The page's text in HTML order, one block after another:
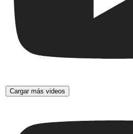
Cargar más videos